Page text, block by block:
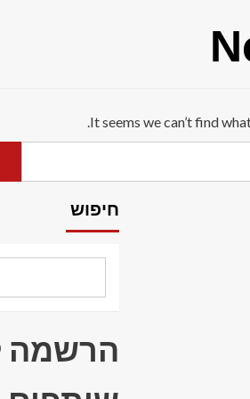
It seems we can’t find
חיפוש
הרשמה